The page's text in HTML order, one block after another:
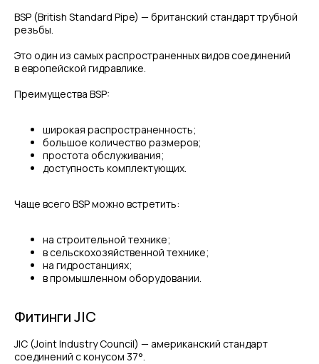
BSP (British Standard Pipe) — британский стандарт трубной
резьбы.
Это один из самых распространенных видов соединений
в европейской гидравлике.
Преимущества BSP:
широкая распространенность;
большое количество размеров;
простота обслуживания;
доступность комплектующих.
Чаще всего BSP можно встретить:
на строительной технике;
в сельскохозяйственной технике;
на гидростанциях;
в промышленном оборудовании.
Фитинги JIC
JIC (Joint Industry Council) — американский стандарт
соединений с конусом 37°.